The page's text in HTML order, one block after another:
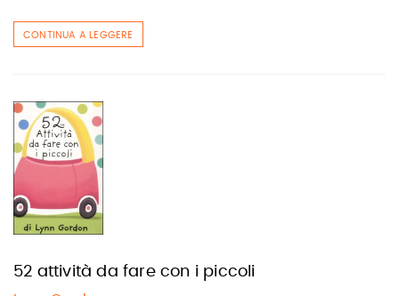
CONTINUA A LEGGERE
52 attività da fare con i piccoli